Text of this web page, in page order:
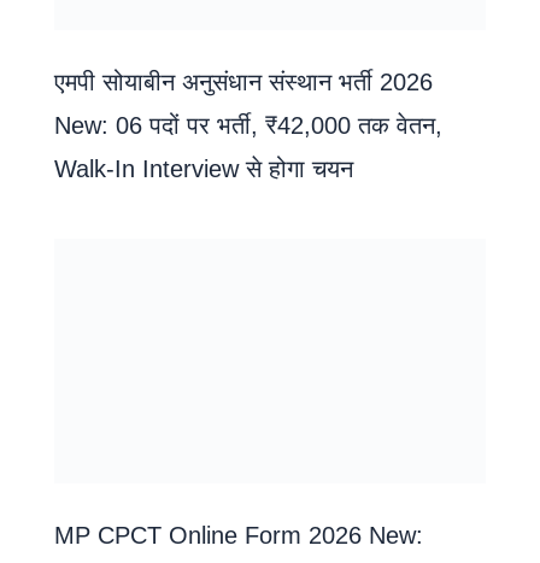
एमपी सोयाबीन अनुसंधान संस्थान भर्ती 2026
New: 06 पदों पर भर्ती, ₹42,000 तक वेतन,
Walk-In Interview से होगा चयन
MP CPCT Online Form 2026 New: